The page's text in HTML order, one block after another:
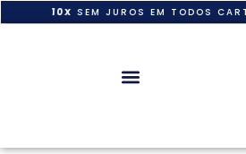
10X SEM JUROS EM TODOS